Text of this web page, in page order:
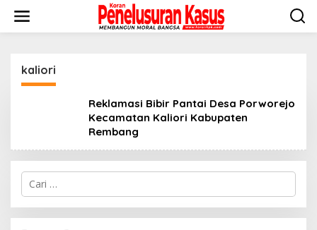
konten
kaliori
Reklamasi Bibir Pantai Desa Porworejo
Kecamatan Kaliori Kabupaten
Rembang
Cari
untuk: